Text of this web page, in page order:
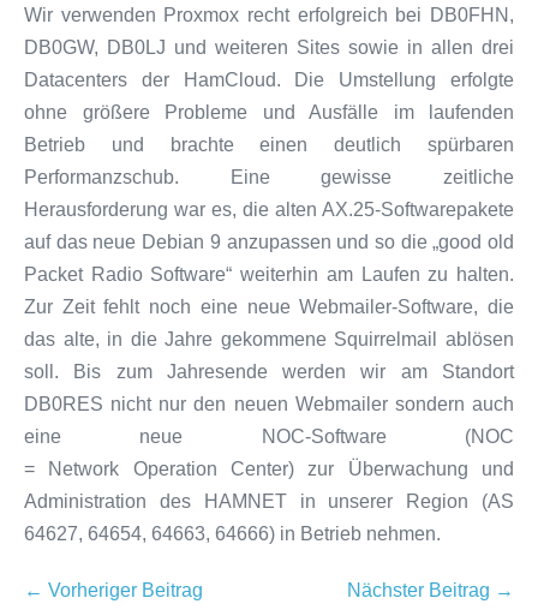
Wir verwenden Proxmox recht erfolgreich bei DB0FHN,
DB0GW, DB0LJ und weiteren Sites sowie in allen drei
Datacenters der HamCloud. Die Umstellung erfolgte
ohne größere Probleme und Ausfälle im laufenden
Betrieb und brachte einen deutlich spürbaren
Performanzschub. Eine gewisse zeitliche
Herausforderung war es, die alten AX.25-Softwarepakete
auf das neue Debian 9 anzupassen und so die „good old
Packet Radio Software“ weiterhin am Laufen zu halten.
Zur Zeit fehlt noch eine neue Webmailer-Software, die
das alte, in die Jahre gekommene Squirrelmail ablösen
soll. Bis zum Jahresende werden wir am Standort
DB0RES nicht nur den neuen Webmailer sondern auch
eine neue NOC-Software (NOC
= Network Operation Center) zur Überwachung und
Administration des HAMNET in unserer Region (AS
64627, 64654, 64663, 64666) in Betrieb nehmen.
Beitragsnavigation
← Vorheriger Beitrag Nächster Beitrag →